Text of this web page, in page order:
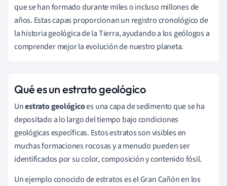
que se han formado durante miles o incluso millones de
años. Estas capas proporcionan un registro cronológico de
la historia geológica de la Tierra, ayudando a los geólogos a
comprender mejor la evolución de nuestro planeta.
Qué es un estrato geológico
Unestrato geológicoes una capa de sedimento que se ha
depositado a lo largo del tiempo bajo condiciones
geológicas específicas. Estos estratos son visibles en
muchas formaciones rocosas y a menudo pueden ser
identificados por su color, composición y contenido fósil.
Un ejemplo conocido de estratos es el Gran Cañón en los